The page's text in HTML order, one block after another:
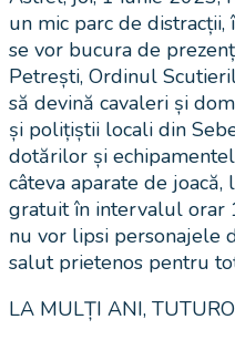
un mic parc de distracții,
se vor bucura de
Petrești, Ordinul
să devină cavaleri și
și polițiștii locali din
dotărilor și
câteva aparate de joacă,
gratuit în intervalul orar
nu vor lipsi personajele
salut prietenos pentru
LA MULȚI ANI,